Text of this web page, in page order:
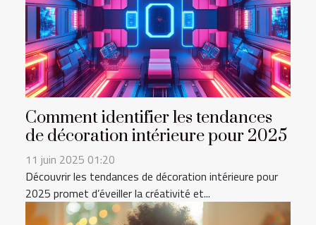
Comment identifier les tendances
de décoration intérieure pour 2025
11 juin 2025 01:20
Découvrir les tendances de décoration intérieure pour
2025 promet d’éveiller la créativité et...